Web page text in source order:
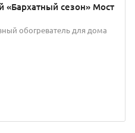
«Бархатный сезон» Мост
обогреватель для дома